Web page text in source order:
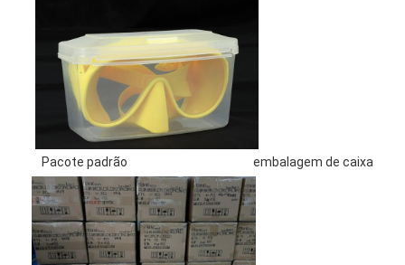
Pacote padrão embalagem de caixa de